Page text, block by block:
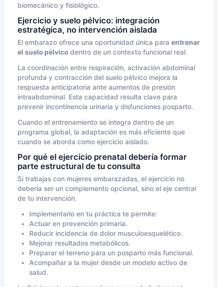
biomecánico y fisiológico.
Ejercicio y suelo pélvico: integración
estratégica, no intervención aislada
El embarazo ofrece una oportunidad única para entrenar
el suelo pélvico dentro de un contexto funcional real.
La coordinación entre respiración, activación abdominal
profunda y contracción del suelo pélvico mejora la
respuesta anticipatoria ante aumentos de presión
intraabdominal. Esta capacidad resulta clave para
prevenir incontinencia urinaria y disfunciones posparto.
Cuando el entrenamiento se integra dentro de un
programa global, la adaptación es más eficiente que
cuando se aborda como ejercicio aislado.
Por qué el ejercicio prenatal debería formar
parte estructural de tu consulta
Si trabajas con mujeres embarazadas, el ejercicio no
debería ser un complemento opcional, sino el eje central
de tu intervención.
Implementarlo en tu práctica te permite:
Actuar en prevención primaria.
Reducir incidencia de dolor musculoesquelético.
Mejorar resultados metabólicos.
Preparar el terreno para un posparto más funcional.
Acompañar a la mujer desde un modelo activo de
salud.